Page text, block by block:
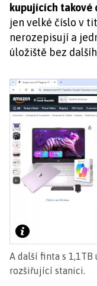
kupujících
jen velké číslo v
nerozepisují a
úložiště bez
A další finta s
rozšiřující stanici.